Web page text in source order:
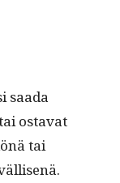
saa­da
osta­vat
tai